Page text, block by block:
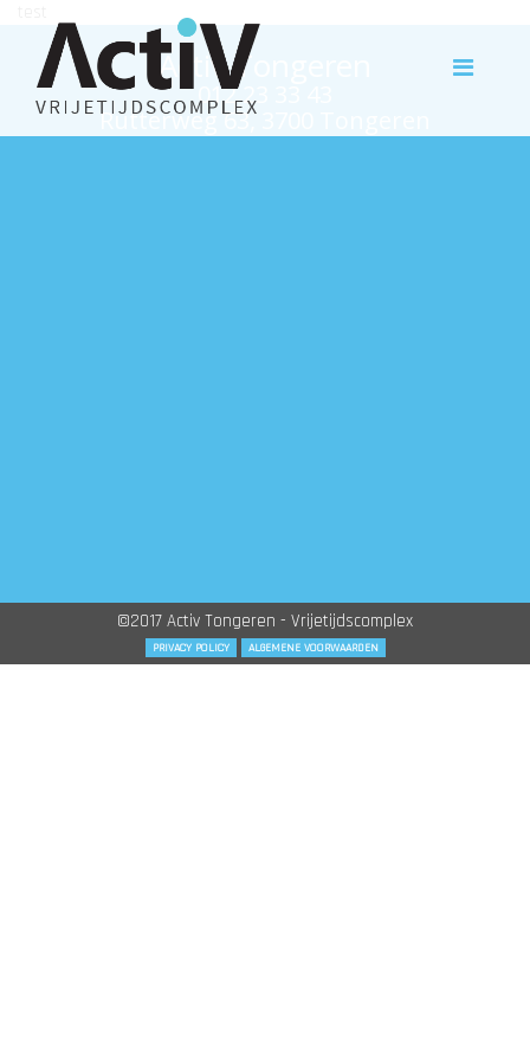
Activ Tongeren
012 23 33 43
Rutterweg 63, 3700 Tongeren
©2017 Activ Tongeren - Vrijetijdscomplex
PRIVACY POLICY ALGEMENE VOORWAARDEN